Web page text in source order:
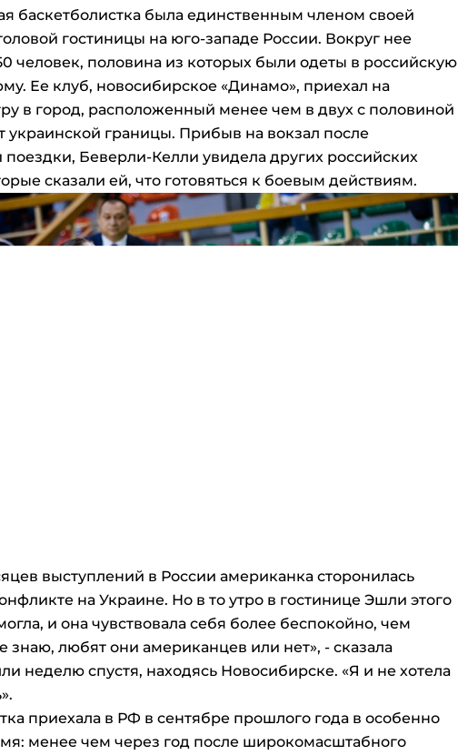
баскетболистка была единственным членом своей
гостиницы на юго-западе России. Вокруг нее
человек, половина из которых были одеты в российскую
Ее клуб, новосибирское «Динамо», приехал на
в город, расположенный менее чем в двух с половиной
украинской границы. Прибыв на вокзал после
поездки, Беверли-Келли увидела других российских
сказали ей, что готовяться к боевым действиям.
выступлений в России американка сторонилась
на Украине. Но в то утро в гостинице Эшли этого
и она чувствовала себя более беспокойно, чем
знаю, любят они американцев или нет», - сказала
неделю спустя, находясь Новосибирске. «Я и не хотела
приехала в РФ в сентябре прошлого года в особенно
менее чем через год после широкомасштабного